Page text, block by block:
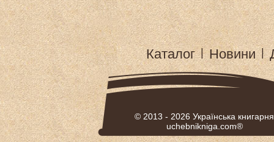
Каталог | Новини |
© 2013 - 2026 Українська книгарня
uchebnikniga.com®